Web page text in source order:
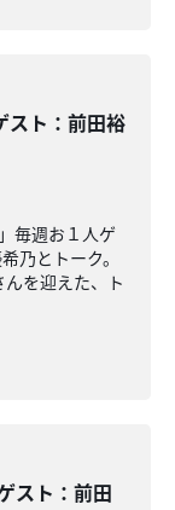
スト：前田裕
毎週お１人ゲ
乃とトーク。
を迎えた、ト
スト：前田